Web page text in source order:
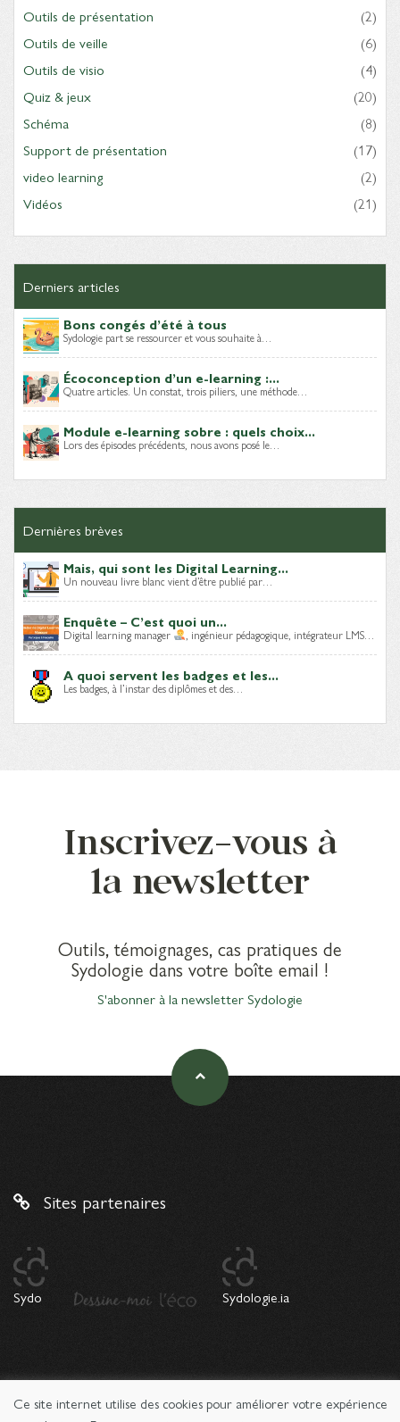
Outils de présentation
(2)
Outils de veille
(6)
Outils de visio
(4)
Quiz & jeux
(20)
Schéma
(8)
Support de présentation
(17)
video learning
(2)
Vidéos
(21)
Derniers articles
Bons congés d’été à tous
Sydologie part se ressourcer et vous souhaite à…
Écoconception d’un e-learning :...
Quatre articles. Un constat, trois piliers, une méthode…
Module e-learning sobre : quels choix...
Lors des épisodes précédents, nous avons posé le…
Dernières brèves
Mais, qui sont les Digital Learning...
Un nouveau livre blanc vient d’être publié par…
Enquête – C’est quoi un...
Digital learning manager , ingénieur pédagogique, intégrateur LMS…
A quoi servent les badges et les...
Les badges, à l’instar des diplômes et des…
Inscrivez-vous à
la newsletter
Outils, témoignages, cas pratiques de
Sydologie dans votre boîte email !
S'abonner à la newsletter Sydologie
Sites partenaires
Sydo Sydologie.ia
© 2026 Copyright Sydologie. Le magazine de l'innovation
Ce site internet utilise des cookies pour améliorer votre expérience